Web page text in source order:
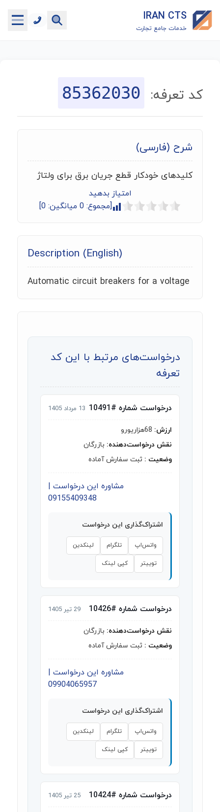
IRAN CTS
خدمات جامع تجارت
جستجوگر تعرفه گمرکی
ماشین حساب گمرکی
کد تعرفه: 85362030
شرح (فارسی)
کلیدهای خودکار قطع جریان برق برای ولتاژ
امتیاز بدهید
[مجموع: 0 میانگین: 0
]
Description (English)
Automatic circuit breakers for a voltage
درخواست‌های مرتبط با این کد
تعرفه
درخواست شماره #10491 13 مرداد 1405
ارزش:
نقش درخواست‌دهنده: بازرگان
وضعیت : ثبت سفارش آماده
مشاوره این درخواست |
09155409348
اشتراک‌گذاری این درخواست
واتس‌اپ تلگرام لینکدین
توییتر کپی لینک
درخواست شماره #10426 29 تیر 1405
نقش درخواست‌دهنده: بازرگان
وضعیت : ثبت سفارش آماده
مشاوره این درخواست |
09904065957
اشتراک‌گذاری این درخواست
واتس‌اپ تلگرام لینکدین
توییتر کپی لینک
درخواست شماره #10424 25 تیر 1405